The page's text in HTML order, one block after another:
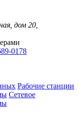
дом 20,
0178
Рабочие станции
Сетевое